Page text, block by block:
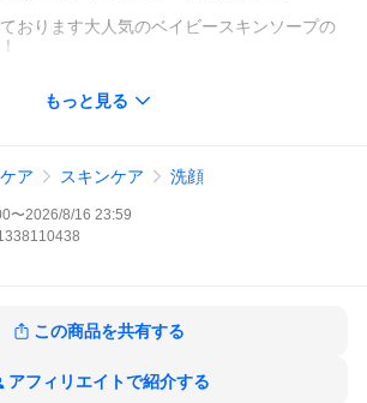
おります大人気のベイビースキンソープの
プレゼントにいかがでしょうか？
お使い頂けます。
もっと見る
ア スキンケア 洗顔
〜2026/8/16 23:59
この商品を共有する
アフィリエイトで紹介する